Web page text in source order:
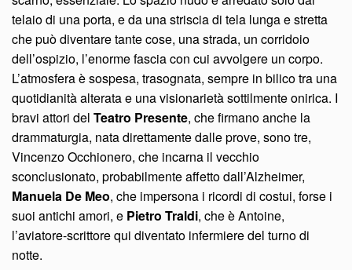
telaio di una porta, e da una striscia di tela lunga e stretta
che può diventare tante cose, una strada, un corridoio
dell’ospizio, l’enorme fascia con cui avvolgere un corpo.
L’atmosfera è sospesa, trasognata, sempre in bilico tra una
quotidianità alterata e una visionarietà sottilmente onirica. I
bravi attori del Teatro Presente, che firmano anche la
drammaturgia, nata direttamente dalle prove, sono tre,
Vincenzo Occhionero, che incarna il vecchio
sconclusionato, probabilmente affetto dall’Alzheimer,
Manuela De Meo, che impersona i ricordi di costui, forse i
suoi antichi amori, e Pietro Traldi, che è Antoine,
l’aviatore-scrittore qui diventato infermiere del turno di
notte.